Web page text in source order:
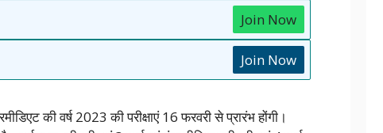
Join Now
Join Now
की वर्ष 2023 की परीक्षाएं 16 फरवरी से प्रारंभ होंगी।